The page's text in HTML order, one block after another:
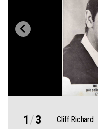
1 /3 Cliff Richard